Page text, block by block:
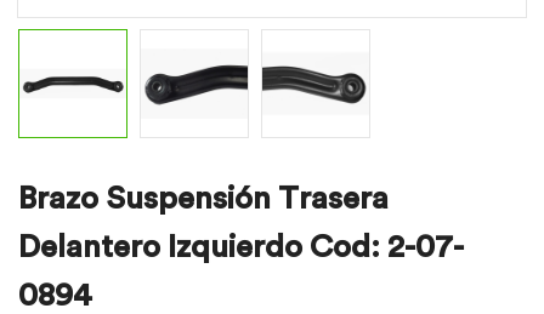
Brazo Suspensión Trasera
Delantero Izquierdo Cod: 2-07-
0894